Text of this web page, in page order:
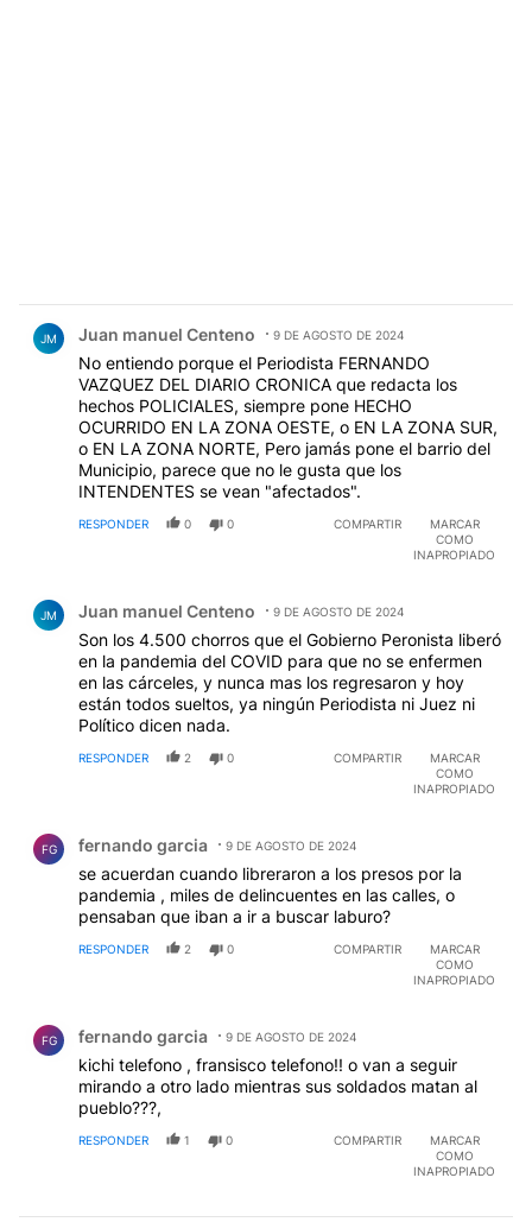
JM Juan manuel Centeno 9 DE AGOSTO DE 2024
No entiendo porque el Periodista FERNANDO
VAZQUEZ DEL DIARIO CRONICA que redacta los
hechos POLICIALES, siempre pone HECHO
OCURRIDO EN LA ZONA OESTE, o EN LA ZONA SUR,
o EN LA ZONA NORTE, Pero jamás pone el barrio del
Municipio, parece que no le gusta que los
INTENDENTES se vean "afectados".
RESPONDER 0 0 COMPARTIR
MARCAR
COMO
INAPROPIADO
JM Juan manuel Centeno 9 DE AGOSTO DE 2024
Son los 4.500 chorros que el Gobierno Peronista liberó
en la pandemia del COVID para que no se enfermen
en las cárceles, y nunca mas los regresaron y hoy
están todos sueltos, ya ningún Periodista ni Juez ni
Político dicen nada.
RESPONDER 2 0 COMPARTIR
MARCAR
COMO
INAPROPIADO
FG fernando garcia 9 DE AGOSTO DE 2024
se acuerdan cuando libreraron a los presos por la
pandemia , miles de delincuentes en las calles, o
pensaban que iban a ir a buscar laburo?
RESPONDER 2 0 COMPARTIR
MARCAR
COMO
INAPROPIADO
FG fernando garcia 9 DE AGOSTO DE 2024
kichi telefono , fransisco telefono!! o van a seguir
mirando a otro lado mientras sus soldados matan al
pueblo???,
RESPONDER 1 0 COMPARTIR
MARCAR
COMO
INAPROPIADO